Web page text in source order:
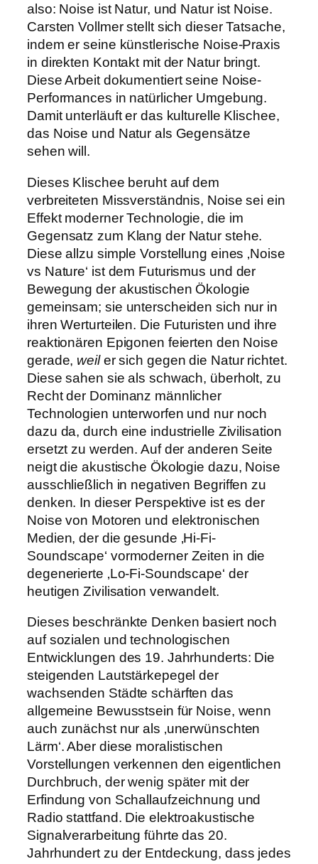
also: Noise ist Natur, und Natur ist Noise.
Carsten Vollmer stellt sich dieser Tatsache,
indem er seine künstlerische Noise-Praxis
in direkten Kontakt mit der Natur bringt.
Diese Arbeit dokumentiert seine Noise-
Performances in natürlicher Umgebung.
Damit unterläuft er das kulturelle Klischee,
das Noise und Natur als Gegensätze
sehen will.
Dieses Klischee beruht auf dem
verbreiteten Missverständnis, Noise sei ein
Effekt moderner Technologie, die im
Gegensatz zum Klang der Natur stehe.
Diese allzu simple Vorstellung eines ‚Noise
vs Nature‘ ist dem Futurismus und der
Bewegung der akustischen Ökologie
gemeinsam; sie unterscheiden sich nur in
ihren Werturteilen. Die Futuristen und ihre
reaktionären Epigonen feierten den Noise
gerade, weiler sich gegen die Natur richtet.
Diese sahen sie als schwach, überholt, zu
Recht der Dominanz männlicher
Technologien unterworfen und nur noch
dazu da, durch eine industrielle Zivilisation
ersetzt zu werden. Auf der anderen Seite
neigt die akustische Ökologie dazu, Noise
ausschließlich in negativen Begriffen zu
denken. In dieser Perspektive ist es der
Noise von Motoren und elektronischen
Medien, der die gesunde ‚Hi-Fi-
Soundscape‘ vormoderner Zeiten in die
degenerierte ‚Lo-Fi-Soundscape‘ der
heutigen Zivilisation verwandelt.
Dieses beschränkte Denken basiert noch
auf sozialen und technologischen
Entwicklungen des 19. Jahrhunderts: Die
steigenden Lautstärkepegel der
wachsenden Städte schärften das
allgemeine Bewusstsein für Noise, wenn
auch zunächst nur als ‚unerwünschten
Lärm‘. Aber diese moralistischen
Vorstellungen verkennen den eigentlichen
Durchbruch, der wenig später mit der
Erfindung von Schallaufzeichnung und
Radio stattfand. Die elektroakustische
Signalverarbeitung führte das 20.
Jahrhundert zu der Entdeckung, dass jedes